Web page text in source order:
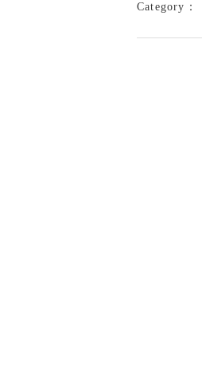
Category：